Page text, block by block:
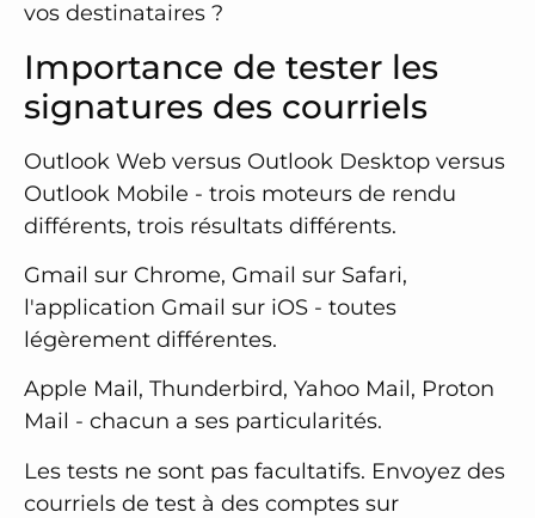
vos destinataires ?
Importance de tester les
signatures des courriels
Outlook Web versus Outlook Desktop versus
Outlook Mobile - trois moteurs de rendu
différents, trois résultats différents.
Gmail sur Chrome, Gmail sur Safari,
l'application Gmail sur iOS - toutes
légèrement différentes.
Apple Mail, Thunderbird, Yahoo Mail, Proton
Mail - chacun a ses particularités.
Les tests ne sont pas facultatifs. Envoyez des
courriels de test à des comptes sur